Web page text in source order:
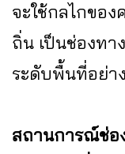
จะใช้กลไกขอ
ถิ่น เป็นช่องทา
ระดับพื้นที่อย่า
สถานการณ์ช่อ